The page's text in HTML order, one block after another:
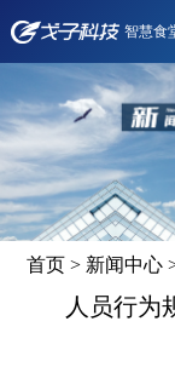
智慧食
首页 > 新闻中心
人员行